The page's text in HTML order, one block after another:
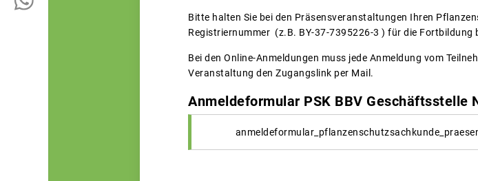
Bitte halten Sie bei den Präsensveranstaltungen Ihren
Registriernummer (z.B. BY-37-7395226-3 ) für die Fortbildung
Bei den Online-Anmeldungen muss jede Anmeldung vom
Veranstaltung den Zugangslink per Mail.
Anmeldeformular PSK BBV Geschäftsstelle